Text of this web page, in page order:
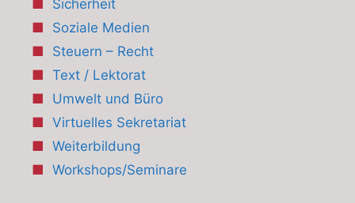
Sicherheit
Soziale Medien
Steuern – Recht
Text / Lektorat
Umwelt und Büro
Virtuelles Sekretariat
Weiterbildung
Workshops/Seminare